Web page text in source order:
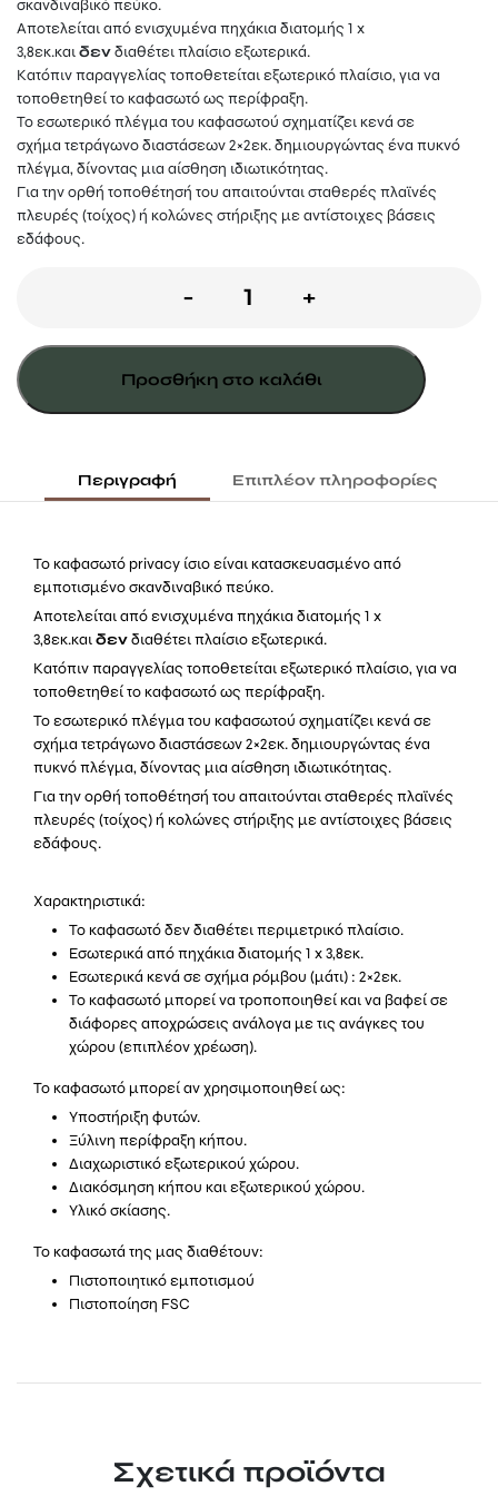
σκανδιναβικό πεύκο.
Αποτελείται από ενισχυμένα πηχάκια διατομής 1 x
3,8εκ.καιδενδιαθέτει πλαίσιο εξωτερικά.
Κατόπιν παραγγελίας τοποθετείται εξωτερικό πλαίσιο, για να
τοποθετηθεί το καφασωτό ως περίφραξη.
Το εσωτερικό πλέγμα του καφασωτού σχηματίζει κενά σε
σχήμα τετράγωνο διαστάσεων 2×2εκ. δημιουργώντας ένα πυκνό
πλέγμα, δίνοντας μια αίσθηση ιδιωτικότητας.
Για την ορθή τοποθέτησή του απαιτούνται σταθερές πλαϊνές
πλευρές (τοίχος) ή κολώνες στήριξης με αντίστοιχες βάσεις
εδάφους.
-
Καφασωτό
2
+
Προσθήκη στο καλάθι
Περιγραφή Επιπλέον πληροφορίες
Το καφασωτό privacy ίσιο είναι κατασκευασμένο από
εμποτισμένο σκανδιναβικό πεύκο.
Αποτελείται από ενισχυμένα πηχάκια διατομής 1 x
3,8εκ.καιδενδιαθέτει πλαίσιο εξωτερικά.
Κατόπιν παραγγελίας τοποθετείται εξωτερικό πλαίσιο, για να
τοποθετηθεί το καφασωτό ως περίφραξη.
Το εσωτερικό πλέγμα του καφασωτού σχηματίζει κενά σε
σχήμα τετράγωνο διαστάσεων 2×2εκ. δημιουργώντας ένα
πυκνό πλέγμα, δίνοντας μια αίσθηση ιδιωτικότητας.
Για την ορθή τοποθέτησή του απαιτούνται σταθερές πλαϊνές
πλευρές (τοίχος) ή κολώνες στήριξης με αντίστοιχες βάσεις
εδάφους.
Χαρακτηριστικά:
Το καφασωτό δεν διαθέτει περιμετρικό πλαίσιο.
Εσωτερικά από πηχάκια διατομής 1 x 3,8εκ.
Εσωτερικά κενά σε σχήμα ρόμβου (μάτι) : 2×2εκ.
Το καφασωτό μπορεί να τροποποιηθεί και να βαφεί σε
διάφορες αποχρώσεις ανάλογα με τις ανάγκες του
χώρου (επιπλέον χρέωση).
Το καφασωτό μπορεί αν χρησιμοποιηθεί ως:
Υποστήριξη φυτών.
Ξύλινη περίφραξη κήπου.
Διαχωριστικό εξωτερικού χώρου.
Διακόσμηση κήπου και εξωτερικού χώρου.
Υλικό σκίασης.
Το καφασωτά της μας διαθέτουν:
Πιστοποιητικό εμποτισμού
Πιστοποίηση FSC
Σχετικά προϊόντα